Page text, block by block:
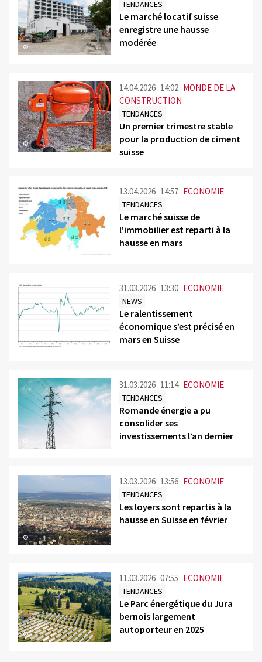
©
TENDANCES
Le marché locatif suisse
enregistre une hausse
modérée
©
14.04.2026 14:02 MONDE DE LA
CONSTRUCTION
TENDANCES
Un premier trimestre stable
pour la production de ciment
suisse
13.04.2026 14:57 ECONOMIE
TENDANCES
Le marché suisse de
l'immobilier est reparti à la
hausse en mars
©
31.03.2026 13:30 ECONOMIE
NEWS
Le ralentissement
économique s’est précisé en
mars en Suisse
©
31.03.2026 11:14 ECONOMIE
TENDANCES
Romande énergie a pu
consolider ses
investissements l’an dernier
©
13.03.2026 13:56 ECONOMIE
TENDANCES
Les loyers sont repartis à la
hausse en Suisse en février
©
11.03.2026 07:55 ECONOMIE
TENDANCES
Le Parc énergétique du Jura
bernois largement
autoporteur en 2025